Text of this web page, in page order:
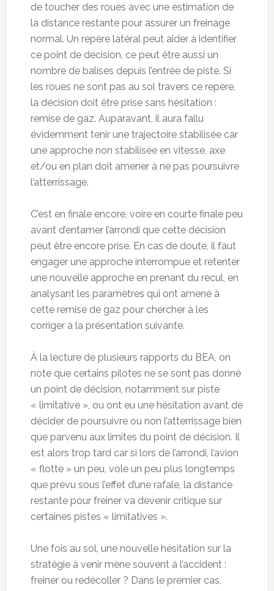
de toucher des roues avec une estimation de
la distance restante pour assurer un freinage
normal. Un repère latéral peut aider à identifier
ce point de décision, ce peut être aussi un
nombre de balises depuis l’entrée de piste. Si
les roues ne sont pas au sol travers ce repère,
la décision doit être prise sans hésitation :
remise de gaz. Auparavant, il aura fallu
évidemment tenir une trajectoire stabilisée car
une approche non stabilisée en vitesse, axe
et/ou en plan doit amener à ne pas poursuivre
l’atterrissage.
C’est en finale encore, voire en courte finale peu
avant d’entamer l’arrondi que cette décision
peut être encore prise. En cas de doute, il faut
engager une approche interrompue et retenter
une nouvelle approche en prenant du recul, en
analysant les paramètres qui ont amené à
cette remise de gaz pour chercher à les
corriger à la présentation suivante.
À la lecture de plusieurs rapports du BEA, on
note que certains pilotes ne se sont pas donné
un point de décision, notamment sur piste
« limitative », ou ont eu une hésitation avant de
décider de poursuivre ou non l’atterrissage bien
que parvenu aux limites du point de décision. Il
est alors trop tard car si lors de l’arrondi, l’avion
« flotte » un peu, vole un peu plus longtemps
que prévu sous l’effet d’une rafale, la distance
restante pour freiner va devenir critique sur
certaines pistes « limitatives ».
Une fois au sol, une nouvelle hésitation sur la
stratégie à venir mène souvent à l’accident :
freiner ou redécoller ? Dans le premier cas,